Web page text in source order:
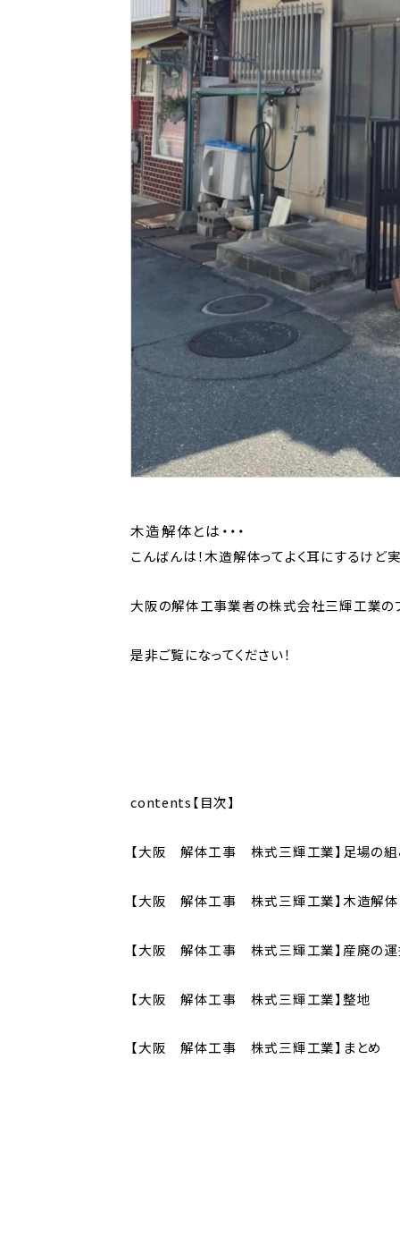
木造解体とは・・・
こんばんは！木造解体ってよく耳にするけ
大阪の解体工事業者の株式会社三輝工業の
是非ご覧になってください！
contents【目次】
【大阪 解体工事 株式三輝工業】足場の
【大阪 解体工事 株式三輝工業】木造解
【大阪 解体工事 株式三輝工業】産廃の
【大阪 解体工事 株式三輝工業】整地
【大阪 解体工事 株式三輝工業】まとめ